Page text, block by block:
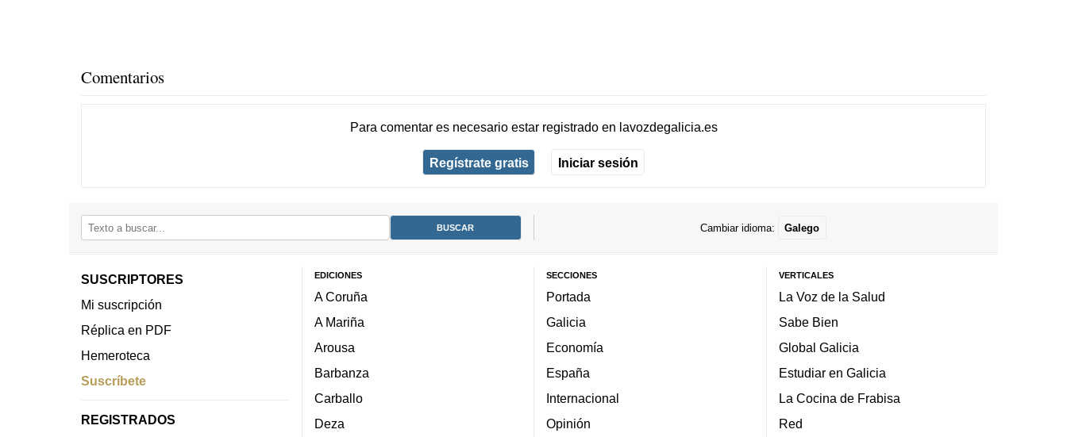
Comentarios
Para comentar es necesario estar registradoen lavozdegalicia.es
Regístrate gratis Iniciar sesión
Cambiar idioma: Galego
SUSCRIPTORES
Mi suscripción
Réplica en PDF
Hemeroteca
Suscríbete
REGISTRADOS
EDICIONES
A Coruña
A Mariña
Arousa
Barbanza
Carballo
Deza
SECCIONES
Portada
Galicia
Economía
España
Internacional
Opinión
VERTICALES
La Voz de la Salud
Sabe Bien
Global Galicia
Estudiar en Galicia
La Cocina de Frabisa
Red